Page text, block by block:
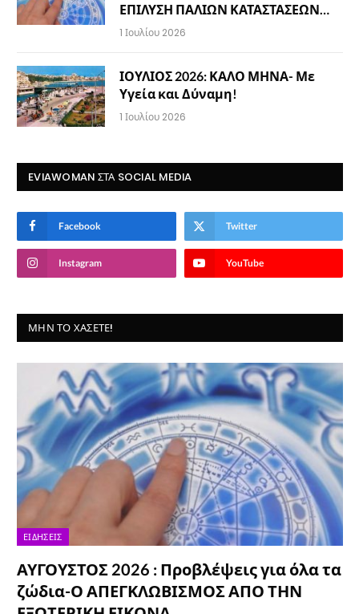
ΕΠΙΛΥΣΗ ΠΑΛΙΩΝ ΚΑΤΑΣΤΑΣΕΩΝ…
1 Ιουλίου 2026
ΙΟΥΛΙΟΣ 2026: ΚΑΛΟ ΜΗΝΑ- Με
Υγεία και Δύναμη!
1 Ιουλίου 2026
EVIAWOMAN ΣΤΑ SOCIAL MEDIA
Facebook Twitter
Instagram YouTube
ΜΗΝ ΤΟ ΧΆΣΕΤΕ!
ΕΙΔΉΣΕΙΣ
ΑΥΓΟΥΣΤΟΣ 2026 : Προβλέψεις για όλα τα
ζώδια-Ο ΑΠΕΓΚΛΩΒΙΣΜΟΣ ΑΠΟ ΤΗΝ